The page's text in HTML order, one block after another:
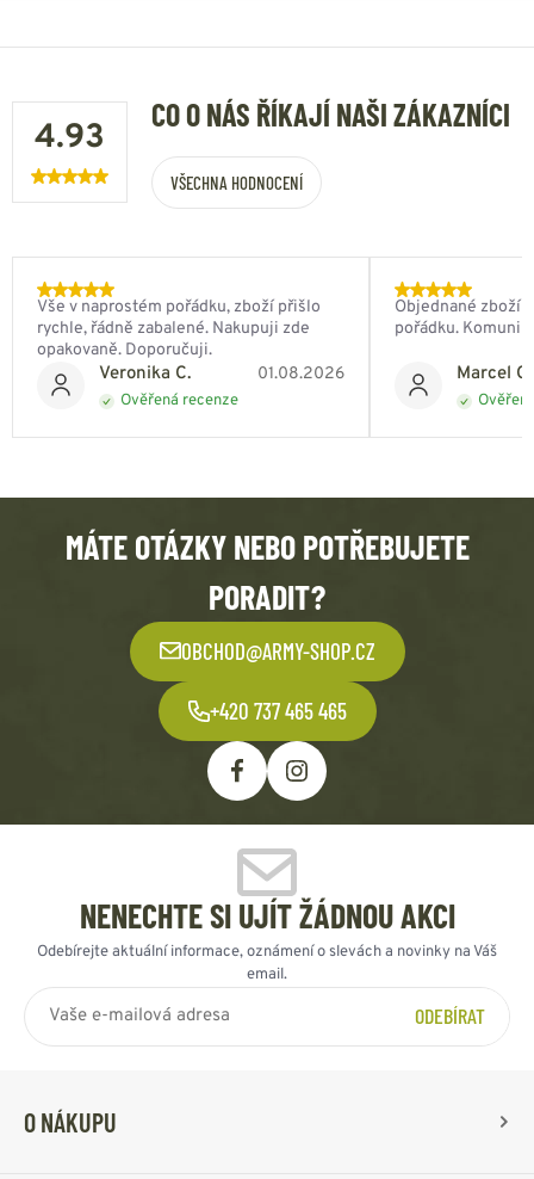
4.93
CO O NÁS ŘÍKAJÍ NAŠI ZÁKAZNÍCI
VŠECHNA HODNOCENÍ
Veronika C. 01.08.2026
Ověřená recenze
Vše v naprostém pořádku, zboží přišlo
rychle, řádně zabalené. Nakupuji zde
opakovaně. Doporučuji.
Marcel
Objednané zboží
pořádku.
MÁTE OTÁZKY NEBO POTŘEBUJETE
PORADIT?
OBCHOD@ARMY-SHOP.CZ
+420 737 465 465
NENECHTE SI UJÍT ŽÁDNOU AKCI
Odebírejte aktuální informace, oznámení o slevách a novinky na Váš
email.
ODEBÍRAT
O NÁKUPU